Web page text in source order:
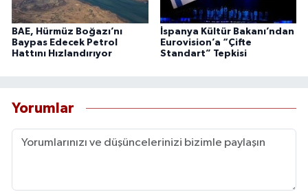
BAE, Hürmüz Boğazı’nı
Baypas Edecek Petrol
Hattını Hızlandırıyor
İspanya Kültür Bakanı’ndan
Eurovision’a “Çifte
Standart” Tepkisi
Yorumlar